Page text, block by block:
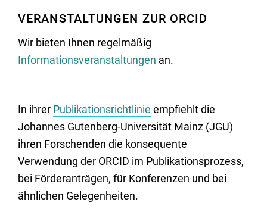
VERANSTALTUNGEN ZUR ORCID
Wir bieten Ihnen regelmäßig
Informationsveranstaltungen an.
In ihrer Publikationsrichtlinie empfiehlt die
Johannes Gutenberg-Universität Mainz (JGU)
ihren Forschenden die konsequente
Verwendung der ORCID im Publikationsprozess,
bei Förderanträgen, für Konferenzen und bei
ähnlichen Gelegenheiten.